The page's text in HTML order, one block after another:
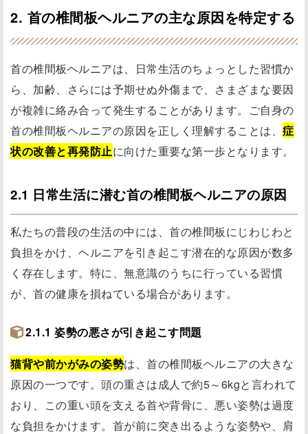
2. 首の椎間板ヘルニアの主な原因を特定する
首の椎間板ヘルニアは、日常生活のちょっとした習慣か
ら、加齢、さらには予期せぬ外傷まで、さまざまな要因
が複雑に絡み合って発生することがあります。ご自身の
首の椎間板ヘルニアの原因を正しく理解することは、 症
状の改善と再発防止に向けた重要な第一歩となります。
2.1 日常生活に潜む首の椎間板ヘルニアの原因
私たちの普段の生活の中には、首の椎間板にじわじわと
負担をかけ、ヘルニアを引き起こす潜在的な原因が数多
く存在します。特に、無意識のうちに行っている習慣
が、首の健康を損ねている場合があります。
2.1.1 姿勢の悪さが引き起こす問題
猫背や前かがみの姿勢は、首の椎間板ヘルニアの大きな
原因の一つです。頭の重さは成人で約5～6kgと言われて
おり、この重い頭を支える首や背骨に、悪い姿勢は過度
な負担をかけます。首が前に突き出るような姿勢や、肩